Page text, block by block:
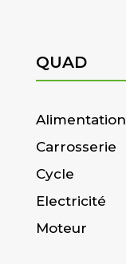
QUAD
Alimentation
Carrosserie
Cycle
Electricité
Moteur